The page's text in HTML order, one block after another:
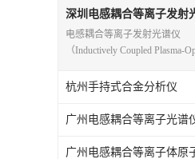
光电直读光谱仪
便携式水质
深圳电感耦合等离子发射
仪
电感耦合等离子发射光谱仪
（Inductively Coupled Plasma-
杭州手持式合金分析仪